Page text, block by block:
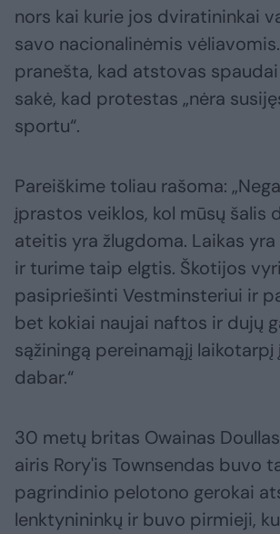
nors kai kurie jos dviratininkai
savo nacionalinėmis
pranešta, kad atstovas
sakė, kad protestas „nėra
sportu“.
Pareiškime toliau rašoma:
įprastos veiklos, kol mūsų šalis
ateitis yra žlugdoma. Laikas
ir turime taip elgtis. Škotijos
pasipriešinti Vestminsteriui ir
bet kokiai naujai naftos ir dujų
sąžiningą pereinamąjį
dabar.“
30 metų britas Owainas
airis Rory'is Townsendas buvo
pagrindinio pelotono gerokai
lenktynininkų ir buvo pirmieji,